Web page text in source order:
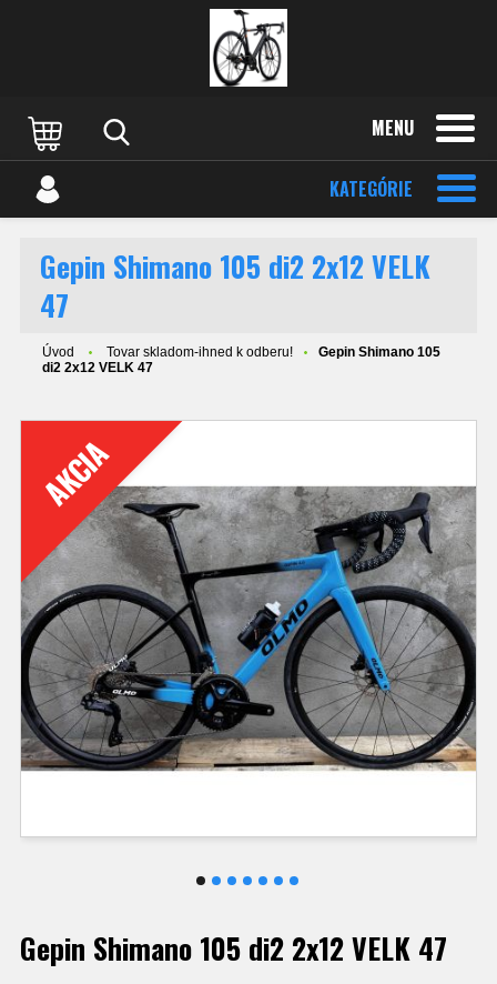
MENU
KATEGÓRIE
Gepin Shimano 105 di2 2x12 VELK
47
Úvod Tovar skladom-ihned k odberu!
Gepin Shimano 105
di2 2x12 VELK 47
AKCIA
Gepin Shimano 105 di2 2x12 VELK 47